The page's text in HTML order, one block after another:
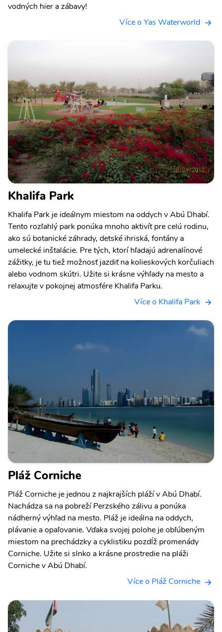
vodných hier a zábavy!
Více o Yas Waterworld
Khalifa Park
Khalifa Park je ideálnym miestom na oddych v Abú Dhabí.
Tento rozľahlý park ponúka mnoho aktivít pre celú rodinu,
ako sú botanické záhrady, detské ihriská, fontány a
umelecké inštalácie. Pre tých, ktorí hľadajú adrenalínové
zážitky, je tu tiež možnosť jazdiť na kolieskových korčuliach
alebo vodnom skútri. Užite si krásne výhľady na mesto a
relaxujte v pokojnej atmosfére Khalifa Parku.
Více o Khalifa Park
Pláž Corniche
Pláž Corniche je jednou z najkrajších pláží v Abú Dhabí.
Nachádza sa na pobreží Perzského zálivu a ponúka
nádherný výhľad na mesto. Pláž je ideálna na oddych,
plávanie a opaľovanie. Vďaka svojej polohe je obľúbeným
miestom na prechádzky a cyklistiku pozdĺž promenády
Corniche. Užite si slnko a krásne prostredie na pláži
Corniche v Abú Dhabí.
Více o Pláž Corniche